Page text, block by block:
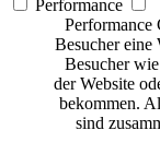
Performance
Performance
Besucher eine
Besucher
der Website
bekommen.
sind